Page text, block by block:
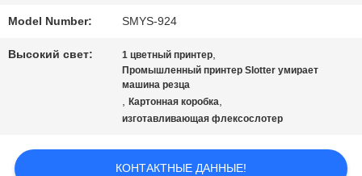
С
НАМИ
ЗАПРОСИТЕ
ЦИТАТУ
Model Number: SMYS-924
Высокий свет: 1 цветный принтер,
Промышленный принтер Slotter умирает
машина резца
,Картонная коробка,
изготавливающая флексослотер
КОНТАКТНЫЕ ДАННЫЕ!